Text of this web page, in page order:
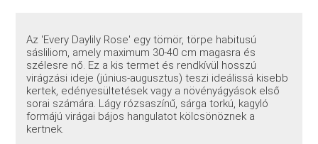
Az 'Every Daylily Rose' egy tömör, törpe habitusú
sásliliom, amely maximum 30-40 cm magasra és
szélesre nő. Ez a kis termet és rendkívül hosszú
virágzási ideje (június-augusztus) teszi ideálissá kisebb
kertek, edényesültetések vagy a növényágyások első
sorai számára. Lágy rózsaszínű, sárga torkú, kagyló
formájú virágai bájos hangulatot kölcsönöznek a
kertnek.